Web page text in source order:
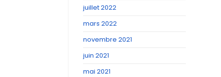
juillet 2022
mars 2022
novembre 2021
juin 2021
mai 2021